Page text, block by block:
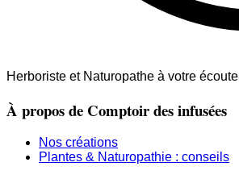
Herboriste et Naturopathe à votre écoute
À propos de Comptoir des infusées
Nos créations
Plantes & Naturopathie : conseils